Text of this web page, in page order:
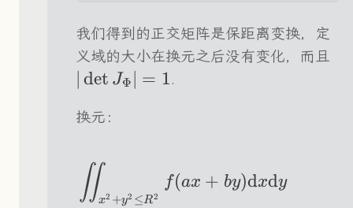
我们得到的正交矩阵是保距离变换，定
义域的大小在换元之后没有变化，而且
det JΦ = 1.
换元：
∬x2 +y2 ≤R2
f(ax + by)dxdy